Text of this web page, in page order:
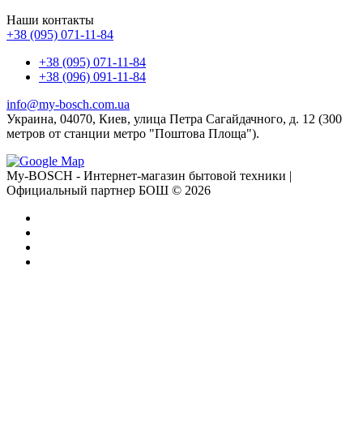
Наши контакты
+38 (095) 071-11-84
+38 (095) 071-11-84
+38 (096) 091-11-84
info@my-bosch.com.ua
Украина, 04070, Киев, улица Петра Сагайдачного, д. 12 (300
метров от станции метро "Поштова Площа").
My-BOSCH - Интернет-магазин бытовой техники |
Официальный партнер БОШ © 2026